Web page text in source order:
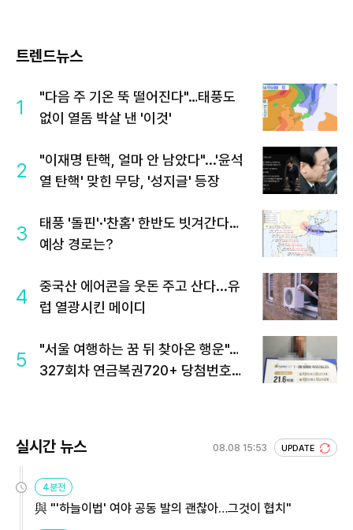
트렌드뉴스
1
"다음 주 기온 뚝 떨어진다"…태풍도
없이 열돔 박살 낸 '이것'
2
"이재명 탄핵, 얼마 안 남았다"...'윤석
열 탄핵' 맞힌 무당, '성지글' 등장
3
태풍 '돌핀'·'찬홈' 한반도 빗겨간다…
예상 경로는?
4
중국산 에어콘을 웃돈 주고 산다...유
럽 열광시킨 메이디
5
"서울 여행하는 꿈 뒤 찾아온 행운"…
327회차 연금복권720+ 당첨번호조
실시간 뉴스 08.08 15:53 UPDATE
4분전
與 "'하늘이법' 여야 공동 발의 괜찮아…그것이 협치"